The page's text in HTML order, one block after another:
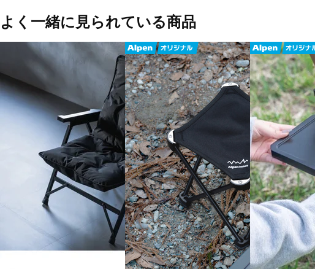
よく一緒に見られている商品